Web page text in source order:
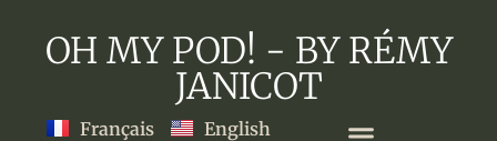
OH MY POD! - BY RÉMY
JANICOT
Français English